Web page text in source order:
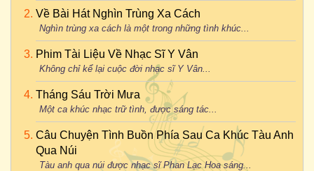
Về Bài Hát Nghìn Trùng Xa Cách
Nghìn trùng xa cách là một trong những tình khúc...
Phim Tài Liệu Về Nhạc Sĩ Y Vân
Không chỉ kể lại cuộc đời nhạc sĩ Y Vân...
Tháng Sáu Trời Mưa
Một ca khúc nhạc trữ tình, được sáng tác...
Câu Chuyện Tình Buồn Phía Sau Ca Khúc Tàu Anh
Qua Núi
Tàu anh qua núi được nhạc sĩ Phan Lạc Hoa sáng...